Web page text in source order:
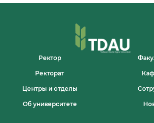
Ректор
Ректорат
Центры и отделы
Об университете